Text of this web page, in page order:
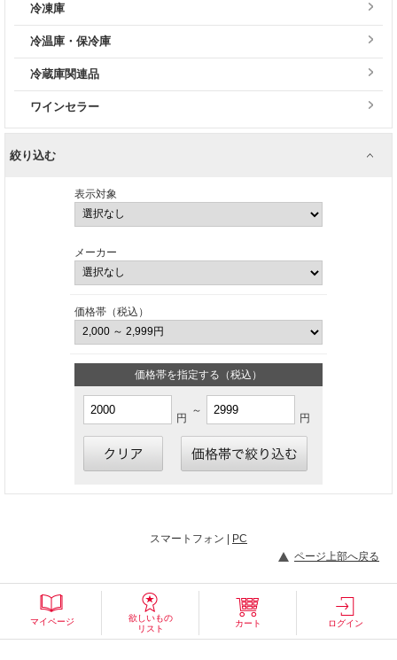
冷凍庫
冷温庫・保冷庫
冷蔵庫関連品
ワインセラー
絞り込む
表示対象
メーカー
価格帯（税込）
価格帯を指定する（税込）
円
～
円
スマートフォン | PC
ページ上部へ戻る
マイページ
欲しいもの
リスト
カート ログイン